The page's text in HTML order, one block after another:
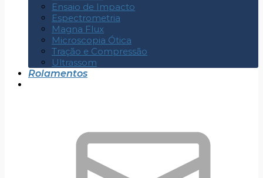
Ensaio de Impacto
Espectrometria
Magna Flux
Microscopia Ótica
Tração e Compressão
Ultrassom
Rolamentos